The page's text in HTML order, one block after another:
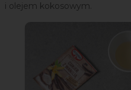
i olejem kokosowym.